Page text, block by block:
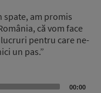
spate, am promis
că vom face
pentru care ne-
un pas.”
00:00